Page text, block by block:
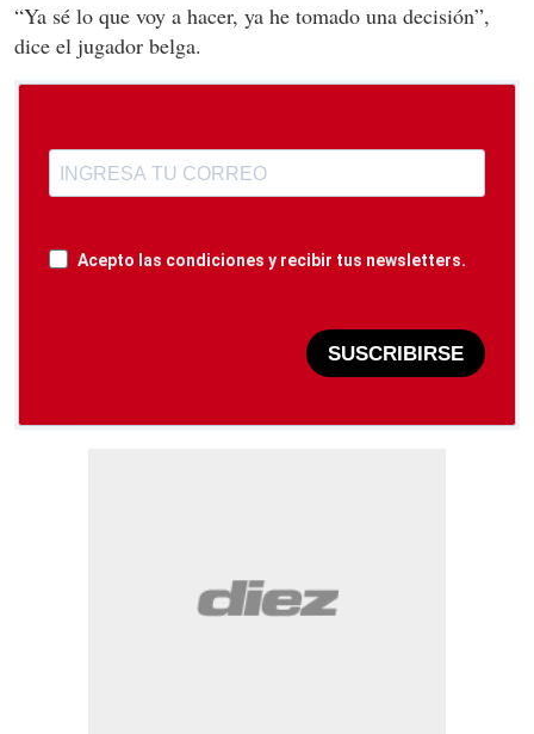
“Ya sé lo que voy a hacer, ya he tomado una decisión”,
dice el jugador belga.
Acepto las condiciones y recibir tus newsletters.
SUSCRIBIRSE